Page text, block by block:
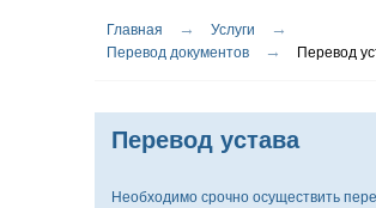
Вы здесь
Главная → Услуги →
Перевод документов → Перевод
Перевод устава
Необходимо срочно осуществить